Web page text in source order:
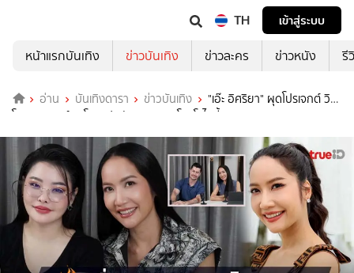
TH
เข้าสู่ระบบ
หน้าแรกบันเทิง
ข่าวบันเทิง ข่าวละคร ข่าวหนัง รี
อ่าน บันเทิงดารา ข่าวบันเทิง
"เอ๊ะ อิศริยา" ผุดโปรเจกต์ วิดี
โอพอดแคสต์คนโสด เปิดตัวรายการ "โสดโซไซตี้ (Single Society)"